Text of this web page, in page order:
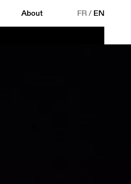
About FR/ EN